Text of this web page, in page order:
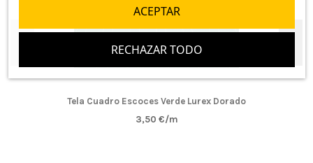
Tela Cuadro Escoces Verde Lurex Dorado
3,50 €/m
RECHAZAR TODO
ACEPTAR